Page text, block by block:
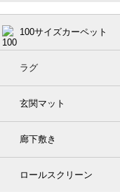
100サイズカーペット
ラグ
玄関マット
廊下敷き
ロールスクリーン